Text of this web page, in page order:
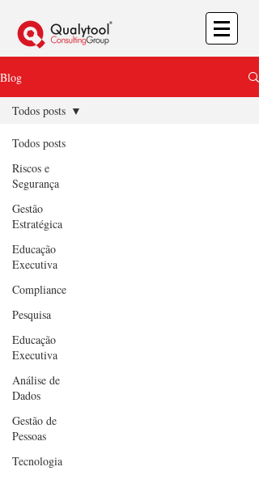
Blog
Todos posts
Riscos e
Segurança
Gestão
Estratégica
Educação
Executiva
Compliance
Pesquisa
Educação
Executiva
Análise de
Dados
Gestão de
Pessoas
Tecnologia
Todos posts